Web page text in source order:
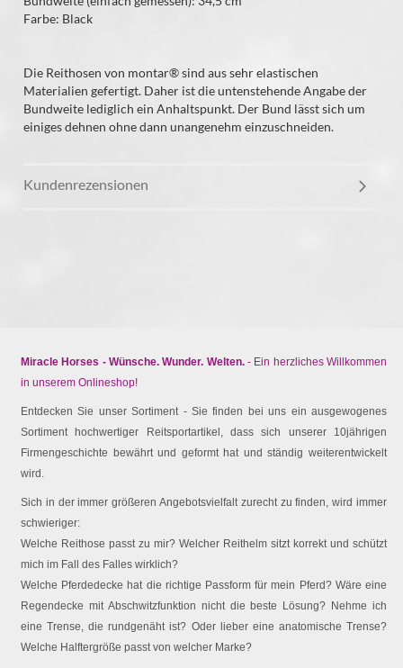
Farbe: Black
Die Reithosen von montar® sind aus sehr elastischen
Materialien gefertigt. Daher ist die untenstehende Angabe der
Bundweite lediglich ein Anhaltspunkt. Der Bund lässt sich um
einiges dehnen ohne dann unangenehm einzuschneiden.
Kundenrezensionen
Miracle Horses - Wünsche. Wunder. Welten.- Ein herzliches Willkommen
in unserem Onlineshop!
Entdecken Sie unser Sortiment - Sie finden bei uns ein ausgewogenes
Sortiment hochwertiger Reitsportartikel, dass sich unserer 10jährigen
Firmengeschichte bewährt und geformt hat und ständig weiterentwickelt
wird.
Sich in der immer größeren Angebotsvielfalt zurecht zu finden, wird immer
schwieriger:
Welche Reithose passt zu mir? Welcher Reithelm sitzt korrekt und schützt
mich im Fall des Falles wirklich?
Welche Pferdedecke hat die richtige Passform für mein Pferd? Wäre eine
Regendecke mit Abschwitzfunktion nicht die beste Lösung? Nehme ich
eine Trense, die rundgenäht ist? Oder lieber eine anatomische Trense?
Welche Halftergröße passt von welcher Marke?